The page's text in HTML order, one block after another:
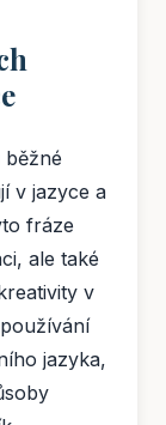
běžné
v jazyce a
fráze
ale také
v
jazyka,